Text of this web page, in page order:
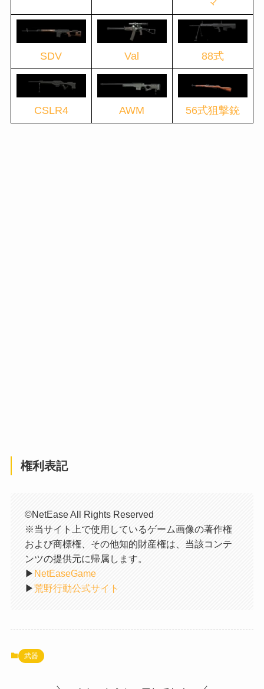
SDV Val 88式
CSLR4 AWM 56式狙撃銃
権利表記
©NetEase All Rights Reserved
※当サイト上で使用しているゲーム画像の著作権
および商標権、その他知的財産権は、当該コンテ
ンツの提供元に帰属します。
▶︎ NetEaseGame
▶︎荒野行動公式サイト
武器